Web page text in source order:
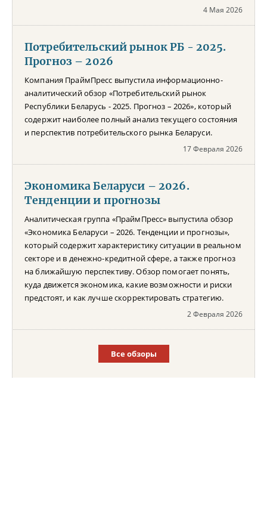
4 Мая 2026
Потребительский рынок РБ - 2025.
Прогноз – 2026
Компания ПраймПресс выпустила информационно-
аналитический обзор «Потребительский рынок
Республики Беларусь - 2025. Прогноз – 2026», который
содержит наиболее полный анализ текущего состояния
и перспектив потребительского рынка Беларуси.
17 Февраля 2026
Экономика Беларуси – 2026.
Тенденции и прогнозы
Аналитическая группа «ПраймПресс» выпустила обзор
«Экономика Беларуси – 2026. Тенденции и прогнозы»,
который содержит характеристику ситуации в реальном
секторе и в денежно-кредитной сфере, а также прогноз
на ближайшую перспективу. Обзор помогает понять,
куда движется экономика, какие возможности и риски
предстоят, и как лучше скорректировать стратегию.
2 Февраля 2026
Все обзоры